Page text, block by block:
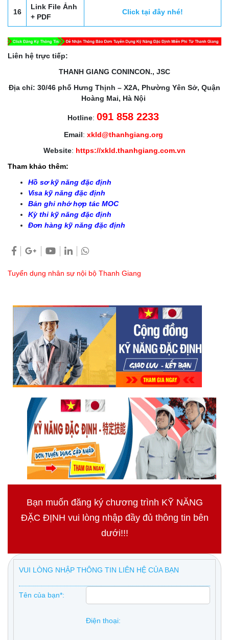
16
Link File Ảnh
+ PDF
Click tại đây nhé!
Liên hệ trực tiếp:
THANH GIANG CONINCON., JSC
Địa chỉ: 30/46 phố Hưng Thịnh – X2A, Phường Yên Sở, Quận
Hoàng Mai, Hà Nội
Hotline: 091 858 2233
Email: xkld@thanhgiang.org
Website: https://xkld.thanhgiang.com.vn
Tham khảo thêm:
Hồ sơ kỹ năng đặc định
Visa kỹ năng đặc định
Bản ghi nhớ hợp tác MOC
Kỳ thi kỹ năng đặc định
Đơn hàng kỹ năng đặc định
Tuyển dụng nhân sự nội bộ Thanh Giang
Bạn muốn đăng ký chương trình KỸ NĂNG
ĐẶC ĐỊNH vui lòng nhập đầy đủ thông tin bên
dưới!!!
VUI LÒNG NHẬP THÔNG TIN LIÊN HỆ CỦA BẠN
Tên của bạn*:
Điện thoại: